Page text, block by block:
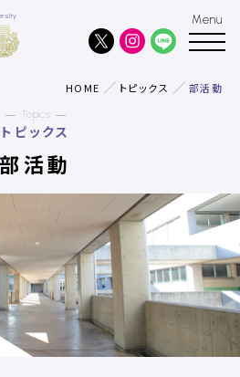
HOME トピックス 部活動
Topics
トピックス
部活動